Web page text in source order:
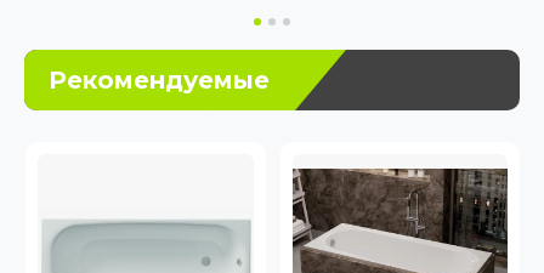
Рекомендуемые